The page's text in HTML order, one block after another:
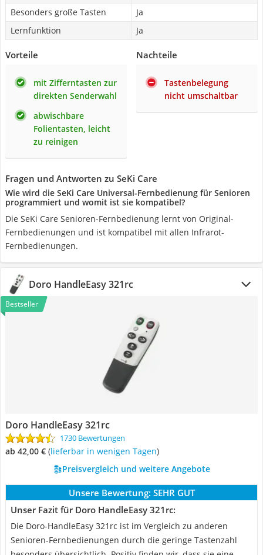
Besonders große Tasten
Ja
Lernfunktion
Ja
Vorteile
mit Zifferntasten zur
direkten Senderwahl
abwischbare
Folientasten, leicht
zu reinigen
Nachteile
Tastenbelegung
nicht umschaltbar
Fragen und Antworten zu SeKi Care
Wie wird die SeKi Care Universal-Fernbedienung für Senioren
programmiert und womit ist sie kompatibel?
Die SeKi Care Senioren-Fernbedienung lernt von Original-
Fernbedienungen und ist kompatibel mit allen Infrarot-
Fernbedienungen.
Doro HandleEasy 321rc
Bestseller
Doro HandleEasy 321rc
1730 Bewertungen
ab 42,00 € ( Lieferbar in wenigen Tagen)
Preisvergleich und weitere Angebote
Unsere Bewertung: SEHR GUT
Unser Fazit für Doro HandleEasy 321rc:
Die Doro-HandleEasy 321rc ist im Vergleich zu anderen
Senioren-Fernbedienungen durch die geringe Tastenzahl